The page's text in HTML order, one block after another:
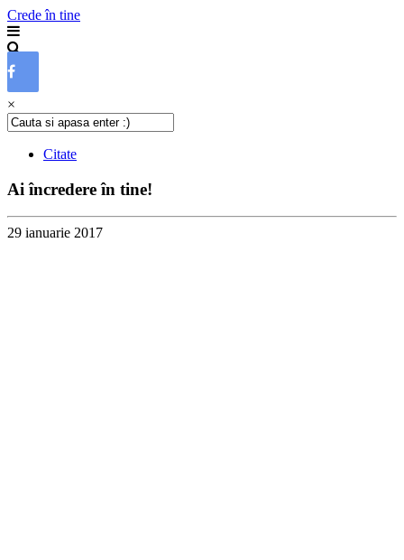
Crede în tine
×
Citate
Ai încredere în tine!
29 ianuarie 2017